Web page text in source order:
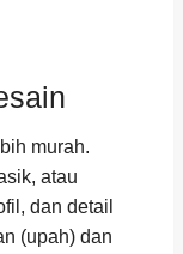
murah.
atau
dan detail
(upah) dan